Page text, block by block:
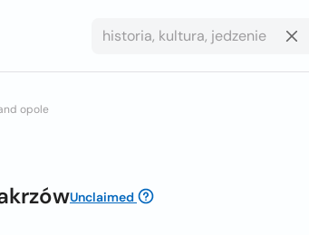
opole
Unclaimed